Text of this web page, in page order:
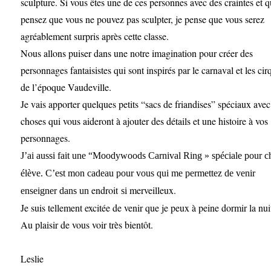
pensez que vous ne pouvez pas sculpter, je pense que vous serez
agréablement surpris après cette classe.
Nous allons puiser dans une notre imagination pour créer des
personnages fantaisistes qui sont inspirés par le carnaval et les
de l’époque Vaudeville.
Je vais apporter quelques petits “sacs de friandises” spéciaux
choses qui vous aideront à ajouter des détails et une histoire à vos
personnages.
J’ai aussi fait une “Moodywoods Carnival Ring »spécialepour
élève. C’est mon cadeau pour vous qui me permettez de venir
enseigner dans unendroitsimerveilleux.
Je suis tellement excitée de venir que je peux à peine dormir la
Au plaisir de vous voir très bientôt.
Leslie